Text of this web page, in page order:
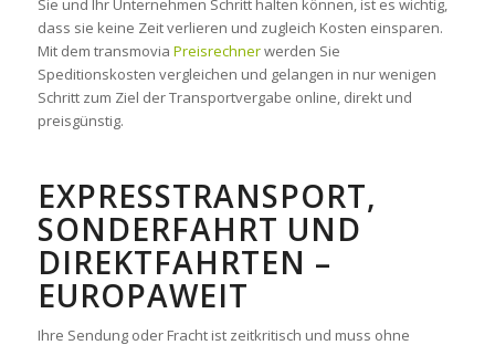
dass sie keine Zeit verlieren und zugleich Kosten einsparen.
Mit dem transmovia Preisrechnerwerden Sie
Speditionskosten vergleichen und gelangen in nur wenigen
Schritt zum Ziel der Transportvergabe online, direkt und
preisgünstig.
EXPRESSTRANSPORT,
SONDERFAHRT UND
DIREKTFAHRTEN –
EUROPAWEIT
Ihre Sendung oder Fracht ist zeitkritisch und muss ohne